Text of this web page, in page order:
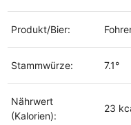
Produkt/Bier:
Stammwürze: 7.1°
Nährwert
(Kalorien):
23